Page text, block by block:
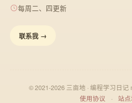
每周二、四更新
联系我 →
© 2021-2026 三亩地 · 编程学习日记
使用协议
· 站